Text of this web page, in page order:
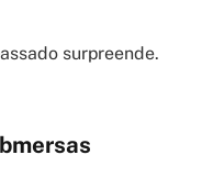
surpreende.